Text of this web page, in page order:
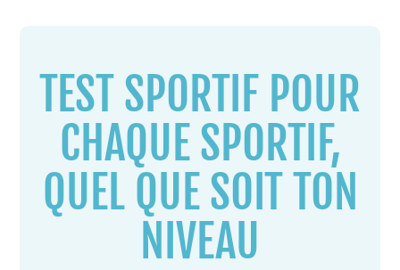
TEST SPORTIF POUR
CHAQUE SPORTIF,
QUEL QUE SOIT TON
NIVEAU